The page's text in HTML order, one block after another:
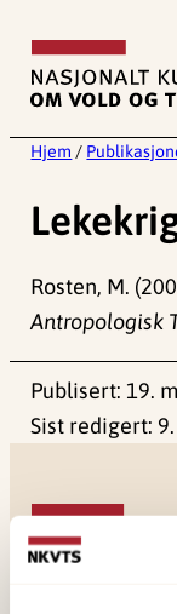
innhold
Hjem /
Rosten, M.
Antropologisk
Publisert: 19.
Sist redigert: